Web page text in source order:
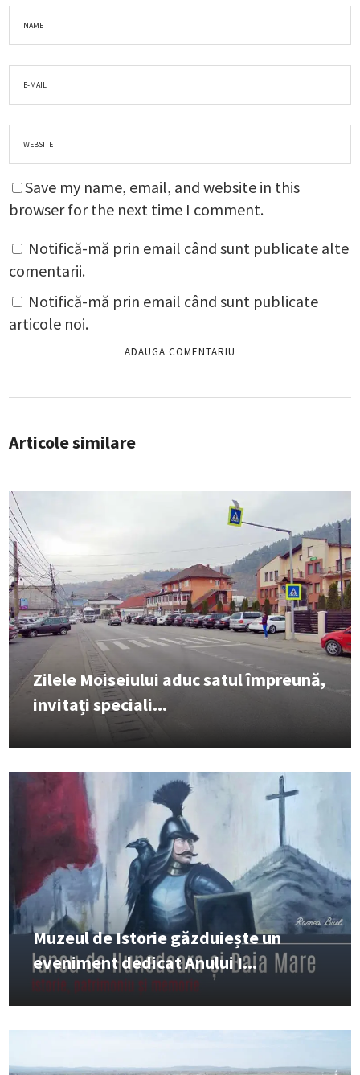
Save my name, email, and website in this
browser for the next time I comment.
Notifică-mă prin email când sunt publicate alte
comentarii.
Notifică-mă prin email când sunt publicate
articole noi.
Articole similare
Zilele Moiseiului aduc satul împreună,
invitați speciali...
Muzeul de Istorie găzduiește un
eveniment dedicat Anului I...